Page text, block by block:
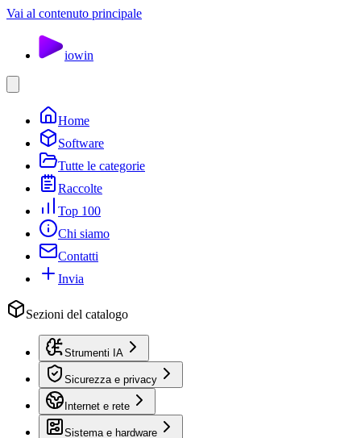
Vai al contenuto principale
iowin
Home
Software
Tutte le categorie
Raccolte
Top 100
Chi siamo
Contatti
Invia
Sezioni del catalogo
Strumenti IA
Sicurezza e privacy
Internet e rete
Sistema e hardware